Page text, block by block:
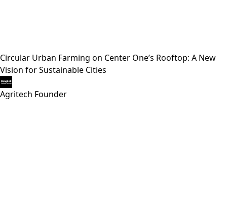
Circular Urban Farming on Center One’s Rooftop: A New
Vision for Sustainable Cities
Agritech Founder